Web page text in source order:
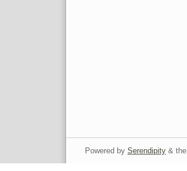
Powered by Serendipity& the